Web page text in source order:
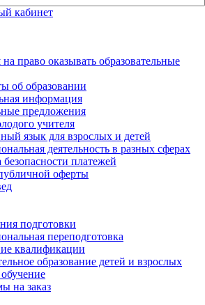
кабинет
право оказывать образовательные
об образовании
информация
предложения
учителя
язык для взрослых и детей
деятельность в разных сферах
платежей
оферты
подготовки
переподготовка
квалификации
образование детей и взрослых
на заказ